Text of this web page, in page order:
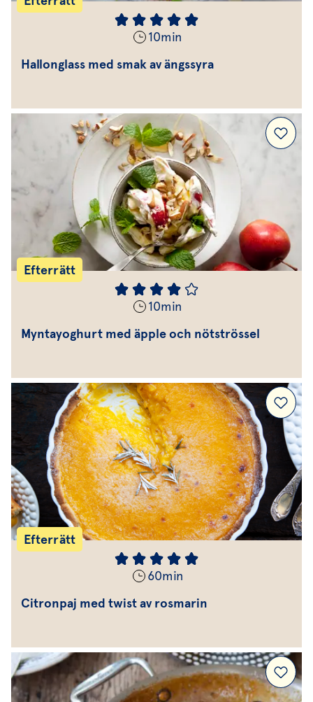
10min
Hallonglass med smak av ängssyra
Efterrätt
10min
Myntayoghurt med äpple och nötströssel
Efterrätt
60min
Citronpaj med twist av rosmarin